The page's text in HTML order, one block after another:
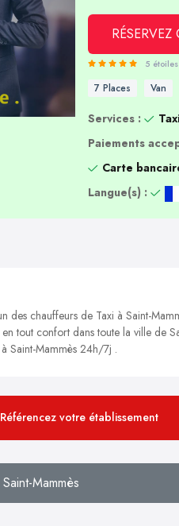
RÉSERVEZ
5 étoiles
7 Places Van
Services :
Paiements
Carte
Langue(s) :
des chauffeurs de Taxi à Saint-
tout confort dans toute la ville de
Saint-Mammès 24h/7j .
votre établissement
Mammès